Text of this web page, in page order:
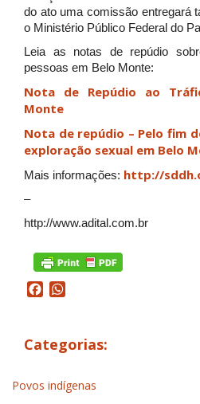
do ato uma comissão entregará
o Ministério Público Federal do
Leia as notas de repúdio
pessoas em Belo Monte:
Nota de Repúdio ao
Monte
Nota de repúdio – Pelo fim
exploração sexual em Belo
Mais informações: http://
–
http://www.adital.com.br
Facebook
Categorias:
Povos indígenas